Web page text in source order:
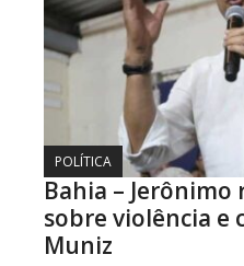
POLÍTICA
Bahia –
sobre violência e
Muniz